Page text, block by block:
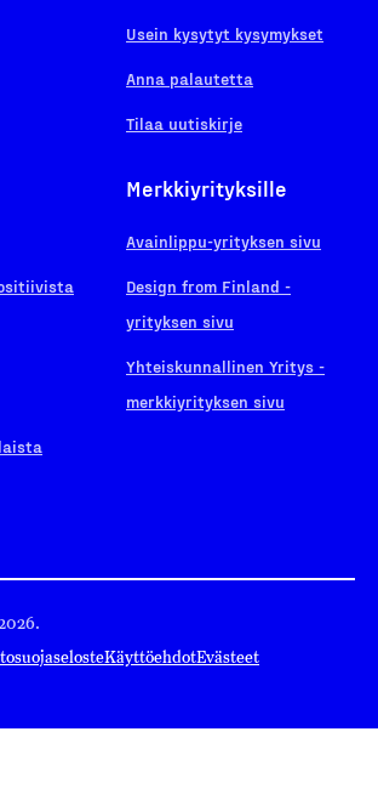
Usein kysytyt kysymykset
Anna palautetta
Tilaa uutiskirje
Merkkiyrityksille
Avainlippu-yrityksen sivu
Design from Finland -
yrityksen sivu
Yhteiskunnallinen Yritys -
merkkiyrityksen sivu
KäyttöehdotEvästeet